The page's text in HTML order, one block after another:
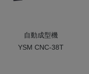
自動成型機
YSM CNC-38T